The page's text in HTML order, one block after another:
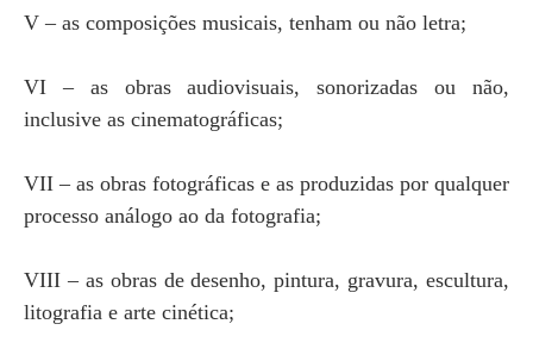
V – as composições musicais, tenham ou não letra;
VI – as obras audiovisuais, sonorizadas ou não,
inclusive as cinematográficas;
VII – as obras fotográficas e as produzidas por qualquer
processo análogo ao da fotografia;
VIII – as obras de desenho, pintura, gravura, escultura,
litografia e arte cinética;